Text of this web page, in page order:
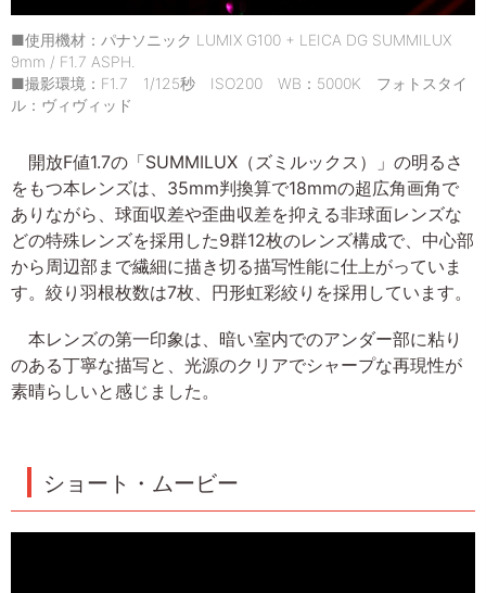
■使用機材：パナソニック LUMIX G100 + LEICA DG SUMMILUX
9mm / F1.7 ASPH.
■撮影環境：F1.7 1/125秒 ISO200 WB：5000K フォトスタイ
ル：ヴィヴィッド
開放F値1.7の「SUMMILUX（ズミルックス）」の明るさ
をもつ本レンズは、35mm判換算で18mmの超広角画角で
ありながら、球面収差や歪曲収差を抑える非球面レンズな
どの特殊レンズを採用した9群12枚のレンズ構成で、中心部
から周辺部まで繊細に描き切る描写性能に仕上がっていま
す。絞り羽根枚数は7枚、円形虹彩絞りを採用しています。
本レンズの第一印象は、暗い室内でのアンダー部に粘り
のある丁寧な描写と、光源のクリアでシャープな再現性が
素晴らしいと感じました。
ショート・ムービー